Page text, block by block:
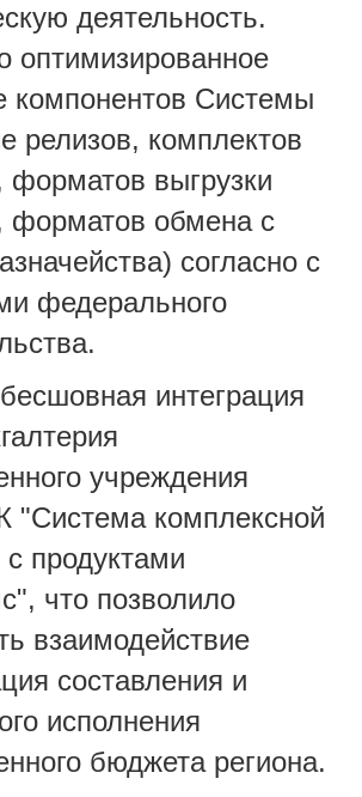
деятельность.
оптимизированное
компонентов Системы
релизов, комплектов
форматов выгрузки
форматов обмена с
согласно с
федерального
интеграция
учреждения
комплексной
с продуктами
что позволило
взаимодействие
составления и
исполнения
бюджета региона.